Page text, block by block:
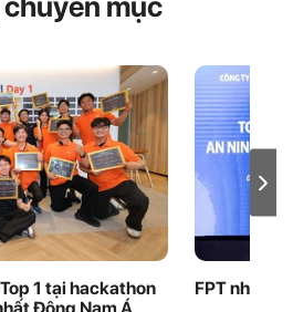
1 tại hackathon
FPT nhận